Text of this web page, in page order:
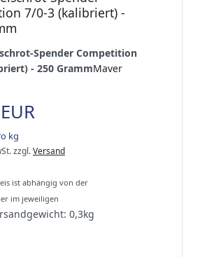
7/0-3 (kalibriert) -
Spender Competition
- 250 GrammMaver
kg
zzgl.Versand
ist abhängig von der
im jeweiligen
0,3kg